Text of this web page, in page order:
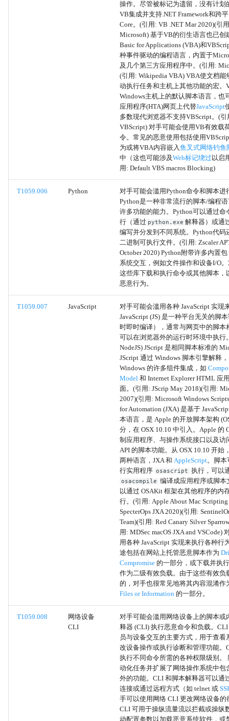
命令和脚本解释器
权限组发现
Web协议
操作。尽管被标记为遗留，没有计划
VB集成并支持.NET Framework和跨
Core。(引用: VB .NET Mar 2020)(引
Microsoft) 基于VB的衍生语言也已创
Basic for Applications (VBA)和
种事件驱动的编程语言，内置于
及几个第三方应用程序中。(引用:
(引用: Wikipedia VBA) VBA使文档能
动执行任务和主机上其他功能的宏。
Windows主机上的默认脚本语言，也
应用程序(HTA)网页上代替JavaScript
多数现代浏览器不支持VBScript。(
VBScript) 对手可能会使用VB有效载
令。常见的恶意使用包括使用
为或将VBA内容嵌入鱼叉式网络钓鱼
中（这也可能涉及Web标记绕过 以启
用: Default VBS macros Blocking)
T1059.006 Python
对手可能会滥用Python命令和脚本进
Python是一种非常流行的脚本/编程
许多功能的能力。Python可以通过命
行（通过 python.exe 解释器）或通
编写并分发到不同系统。Python代码
二进制可执行文件。(引用: Zscaler
October 2020) Python附带许多内置
系统交互，例如文件操作和设备I/O
这些库下载和执行命令或其他脚本，
恶意行为。
T1059.007 JavaScript
对手可能会滥用各种 JavaScript 实现
JavaScript (JS) 是一种平台无关的脚
时即时编译），通常与网页中的脚本
可以在浏览器外的运行时环境中执行
NodeJS) JScript 是相同脚本标准的
JScript 通过 Windows 脚本引擎解释
Windows 的许多组件集成，如
Model 和 Internet Explorer HTML 应
面。(引用: JScrip May 2018)(引用:
2007)(引用: Microsoft Windows
for Automation (JXA) 是基于
本语言，是 Apple 的开放脚本架构
分，在 OSX 10.10 中引入。Apple 的
制应用程序、与操作系统接口以及访
API 的脚本功能。从 OSX 10.10 开始
两种语言，JXA 和 AppleScript。脚本
行实用程序 osascript 执行，可以
osacompile 编译成应用程序或脚本
以通过 OSAKit 框架在其他程序的内
行。(引用: Apple About Mac
SpecterOps JXA 2020)(引用:
Team)(引用: Red Canary Silver
用: MDSec macOS JXA and VSCode)
用各种 JavaScript 实现来执行各种行
途包括在网站上托管恶意脚本作为
Compromise 的一部分，或下载并执
作为二级有效负载。由于这些有效负
的，对手也很常见地将其内容混淆作
Files or Information 的一部分。
T1059.008
网络设备
CLI
对手可能会滥用网络设备上的脚本或
释器 (CLI) 执行恶意命令和负载。
员与设备交互的主要方式，用于查看
改设备操作或执行诊断和管理功能。
执行不同命令所需的各种权限级别。
动化任务并扩展了网络操作系统中包
外的功能。CLI 和脚本解释器可以通
连接或通过远程方式（如 telnet 或
手可以使用网络 CLI 更改网络设备的
CLI 可用于操纵流量流以拦截或操纵
动配置参数以加载恶意系统软件，或